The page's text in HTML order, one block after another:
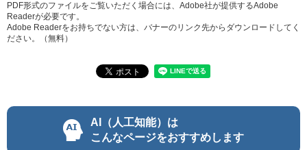
PDF形式のファイルをご覧いただく場合には、Adobe社が提供するAdobe
Readerが必要です。
Adobe Readerをお持ちでない方は、バナーのリンク先からダウンロードしてく
ださい。（無料）
AI（人工知能）は
こんなページをおすすめします